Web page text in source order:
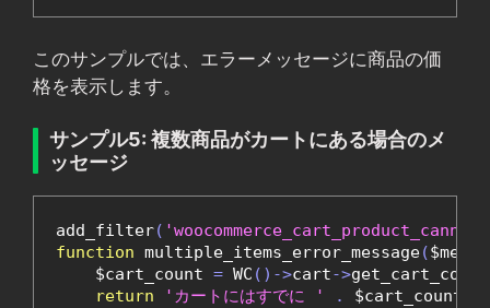
このサンプルでは、エラーメッセージに商品の価
格を表示します。
サンプル5: 複数商品がカートにある場合のメ
ッセージ
add_filter(
function multiple_items_error_message(
    $cart_count
= WC ()->cart->
return
'カートにはすでに ' . $cart_count